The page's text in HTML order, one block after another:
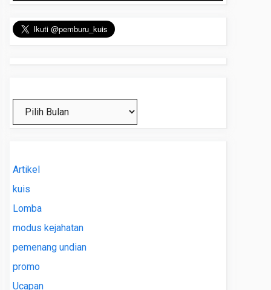
Artikel
kuis
Lomba
modus kejahatan
pemenang undian
promo
Ucapan